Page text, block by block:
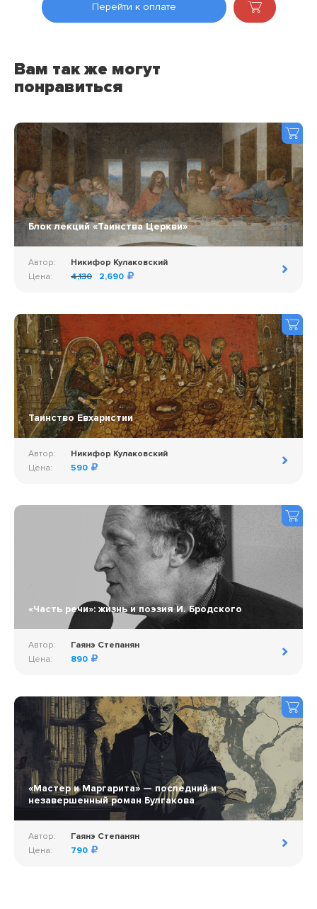
Перейти к оплате
Вам так же могут
понравиться
Блок лекций «Таинства Церкви»
Автор:
Никифор Кулаковский
Цена:
4,130 2,690
Таинство Евхаристии
Автор:
Никифор Кулаковский
Цена:
590
«Часть речи»: жизнь и поэзия И. Бродского
Автор:
Гаянэ Степанян
Цена:
890
«Мастер и Маргарита» — последний и
незавершенный роман Булгакова
Автор:
Гаянэ Степанян
Цена:
790